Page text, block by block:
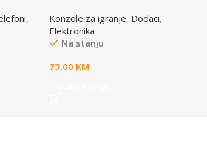
,
Konzole za igranje, Dodaci,
Elektronika
Na stanju
75,00 KM